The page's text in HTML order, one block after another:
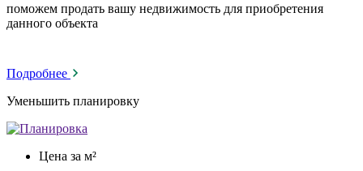
поможем продать вашу недвижимость для приобретения
данного объекта
Подробнее
Уменьшить планировку
Цена за м²